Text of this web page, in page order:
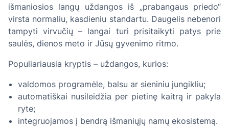
išmaniosios langų uždangos iš „prabangaus priedo“
virsta normaliu, kasdieniu standartu. Daugelis nebenori
tampyti virvučių – langai turi prisitaikyti patys prie
saulės, dienos meto ir Jūsų gyvenimo ritmo.
Populiariausia kryptis – uždangos, kurios:
valdomos programėle, balsu ar sieniniu jungikliu;
automatiškai nusileidžia per pietinę kaitrą ir pakyla
ryte;
integruojamos į bendrą išmaniųjų namų ekosistemą.